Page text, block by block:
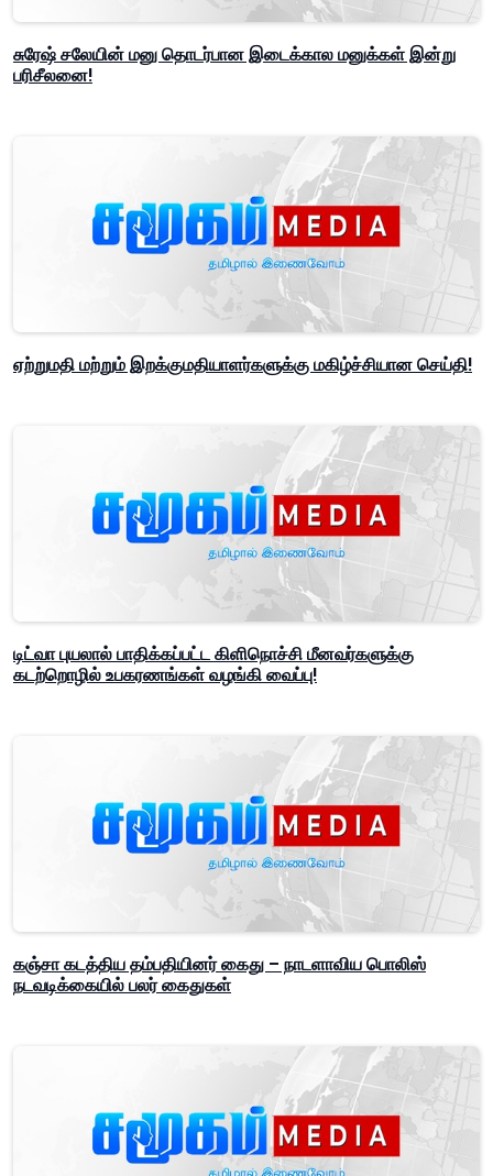
சுரேஷ் சலேயின் மனு தொடர்பான இடைக்கால மனுக்கள் இன்று
பரிசீலனை!
ஏற்றுமதி மற்றும் இறக்குமதியாளர்களுக்கு மகிழ்ச்சியான செய்தி!
டிட்வா புயலால் பாதிக்கப்பட்ட கிளிநொச்சி மீனவர்களுக்கு
கடற்றொழில் உபகரணங்கள் வழங்கி வைப்பு!
கஞ்சா கடத்திய தம்பதியினர் கைது – நாடளாவிய பொலிஸ்
நடவடிக்கையில் பலர் கைதுகள்